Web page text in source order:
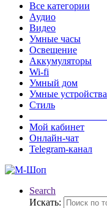
Все категории
Аудио
Видео
Умные часы
Освещение
Аккумуляторы
Wi-fi
Умный дом
Умные устройства
Стиль
Мой кабинет
Онлайн-чат
Telegram-канал
Search
Искать: